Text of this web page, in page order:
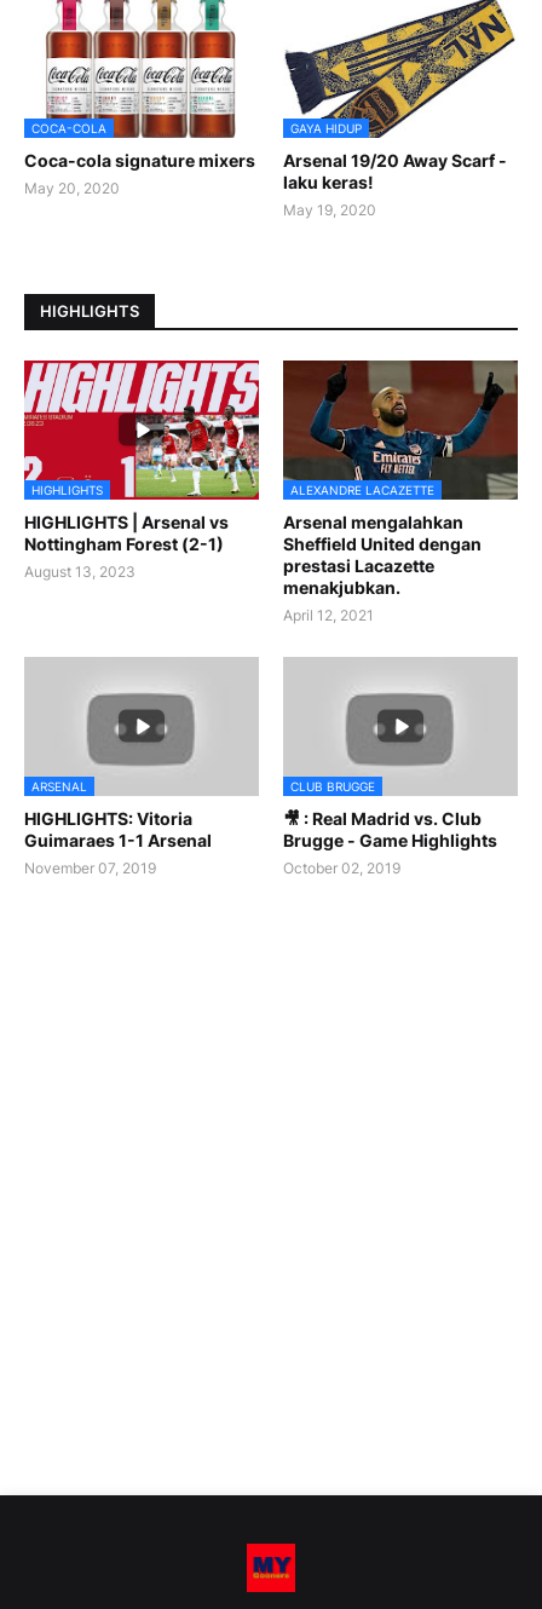
COCA-COLA
Coca-cola signature mixers
May 20, 2020
GAYA HIDUP
Arsenal 19/20 Away Scarf -
laku keras!
May 19, 2020
HIGHLIGHTS
HIGHLIGHTS
HIGHLIGHTS | Arsenal vs
Nottingham Forest (2-1)
August 13, 2023
ALEXANDRE LACAZETTE
Arsenal mengalahkan
Sheffield United dengan
prestasi Lacazette
menakjubkan.
April 12, 2021
ARSENAL
HIGHLIGHTS: Vitoria
Guimaraes 1-1 Arsenal
November 07, 2019
CLUB BRUGGE
🎥 : Real Madrid vs. Club
Brugge - Game Highlights
October 02, 2019